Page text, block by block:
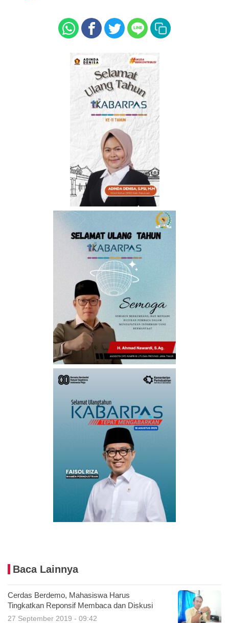
p
p
Baca Lainnya
Cerdas Berdemo, Mahasiswa Harus
Tingkatkan Reponsif Membaca dan Diskusi
27 September 2019 - 09:42